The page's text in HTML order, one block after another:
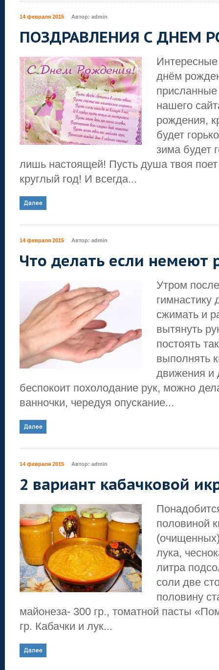
14 февраля 2015 Автор: admin
ПОЗДРАВЛЕНИЯ С ДНЕМ
днём
присланные
нашего
рождения,
будет
зима будет
лишь настоящей! Пусть душа твоя
круглый год! И всегда...
14 февраля 2015 Автор: admin
Что делать если немеют
Утром
гимнастику
сжимать и
вытянуть
постоять
выполнять
движения и
беспокоит похолодание рук, можно
ванночки, чередуя опускание...
14 февраля 2015 Автор: admin
2 вариант кабачковой
половиной
лука,
литра
соли две
половину
майонеза- 300 гр., томатной пасты
гр. Кабачки и лук...